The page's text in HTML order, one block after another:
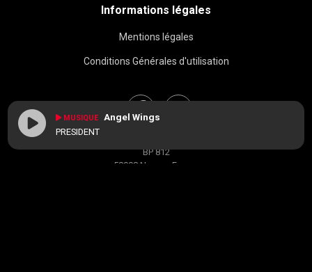
Informations légales
Mentions légales
Conditions Générales d'utilisation
BP 812
58008 Nevers, France
MUSIQUE Angel Wings
PRESIDENT